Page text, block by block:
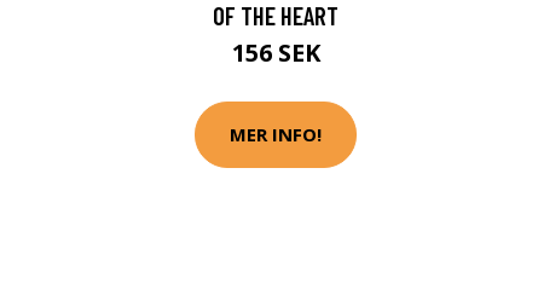
OF THE HEART
156 SEK
MER INFO!